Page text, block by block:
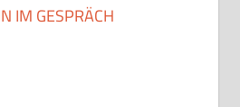
IM GESPRÄCH